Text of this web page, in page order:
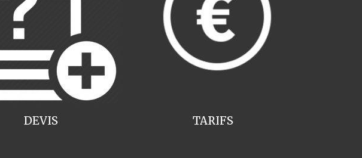
TARIFS
DEVIS